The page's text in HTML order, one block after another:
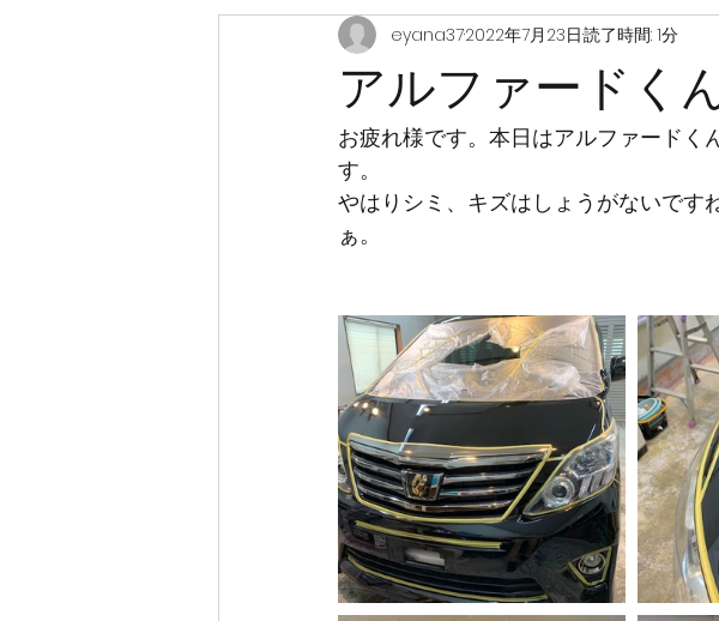
アルファードく
eyana372022年7月23日読了時間: 1分
お疲れ様です。本日はアルファードく
す。
やはりシミ、キズはしょうがないです
ぁ。